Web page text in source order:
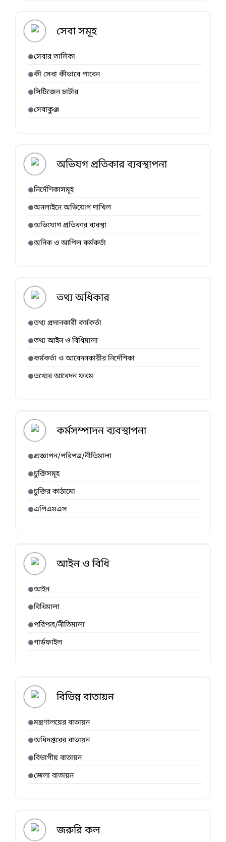
সেবা সমূহ
সেবার তালিকা
কী সেবা কীভাবে পাবেন
সিটিজেন চার্টার
সেবাকুঞ্জ
অভিযগ প্রতিকার ব্যবস্থাপনা
নির্দেশিকাসমূহ
অনলাইনে অভিযোগ দাখিল
অভিযোগ প্রতিকার ব্যবস্থা
অনিক ও আপিল কর্মকর্তা
তথ্য অধিকার
তথ্য প্রদানকারী কর্মকর্তা
তথ্য আইন ও বিধিমালা
কর্মকর্তা ও আবেদনকারীর নির্দেশিকা
তথ্যের আবেদন ফরম
কর্মসম্পাদন ব্যবস্থাপনা
প্রজ্ঞাপন/পরিপত্র/নীতিমালা
চুক্তিসমূহ
চুক্তির কাঠামো
এপিএমএস
আইন ও বিধি
আইন
বিধিমালা
পরিপত্র/নীতিমালা
গার্ডফাইল
বিভিন্ন বাতায়ন
মন্ত্রণালয়ের বাতায়ন
অধিদপ্তরের বাতায়ন
বিভাগীয় বাতায়ন
জেলা বাতায়ন
জরুরি কল